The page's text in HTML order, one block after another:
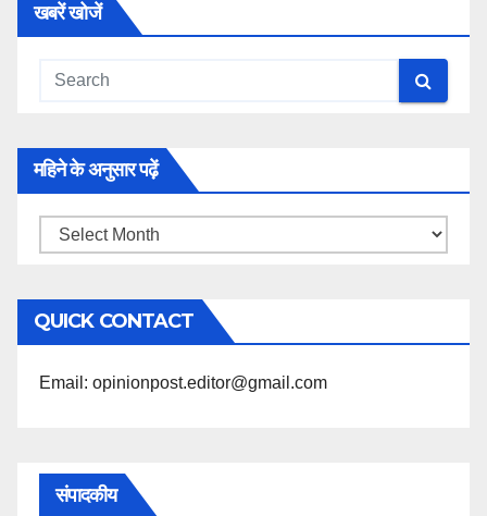
खबरें खोजें
महिने के अनुसार पढ़ें
महिने
अनुसार
पढ़ें
QUICK CONTACT
Email: opinionpost.editor@gmail.com
संपादकीय